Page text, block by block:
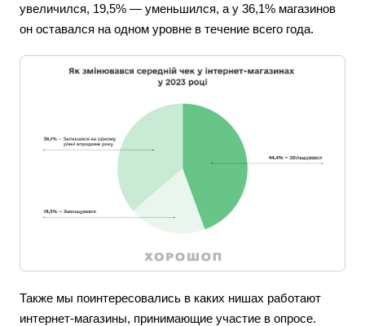
увеличился, 19,5% — уменьшился, а у 36,1% магазинов
он оставался на одном уровне в течение всего года.
Также мы поинтересовались в каких нишах работают
интернет-магазины, принимающие участие в опросе.